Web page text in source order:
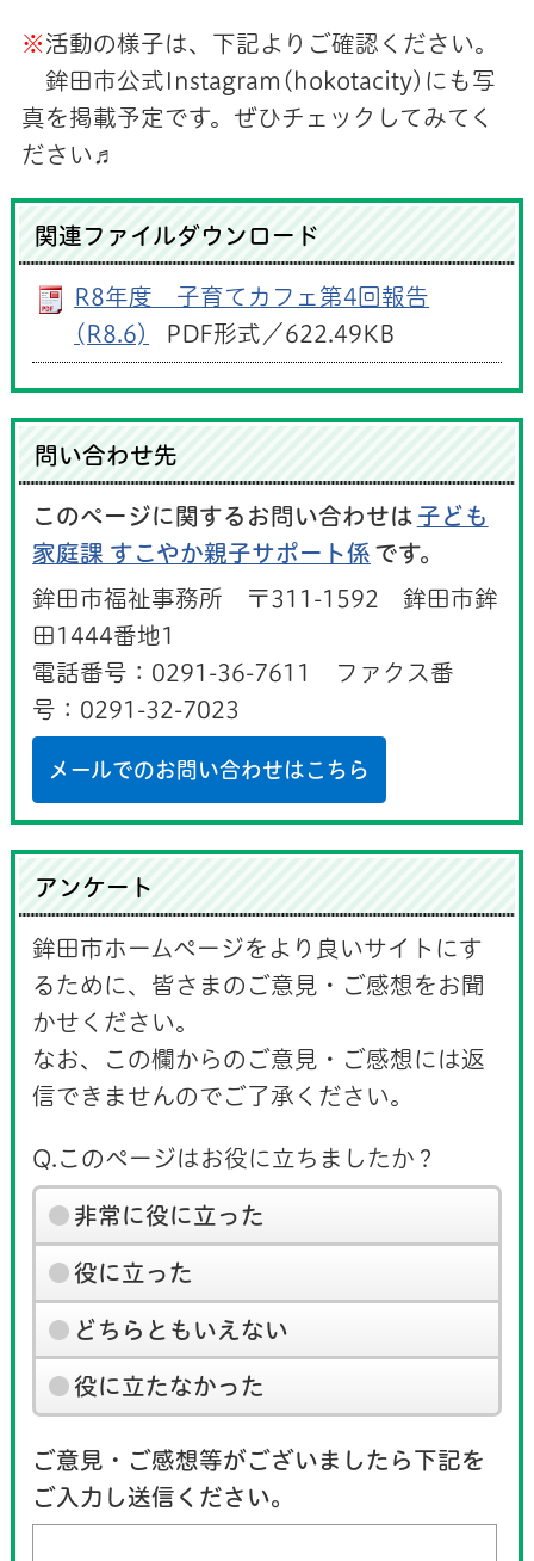
※ 活動の様子は、下記よりご確認ください。
鉾田市公式Instagram(hokotacity)にも写
真を掲載予定です。ぜひチェックしてみてく
ださい♬
関連ファイルダウンロード
R8年度 子育てカフェ第4回報告
(R8.6)
PDF形式／622.49KB
問い合わせ先
このページに関するお問い合わせは 子ども
家庭課 すこやか親子サポート係 です。
鉾田市福祉事務所 〒311-1592 鉾田市鉾
田1444番地1
電話番号：0291-36-7611 ファクス番
号：0291-32-7023
メールでのお問い合わせはこちら
アンケート
鉾田市ホームページをより良いサイトにす
るために、皆さまのご意見・ご感想をお聞
かせください。
なお、この欄からのご意見・ご感想には返
信できませんのでご了承ください。
Q.このページはお役に立ちましたか？
非常に役に立った
役に立った
どちらともいえない
役に立たなかった
ご意見・ご感想等がございましたら下記を
ご入力し送信ください。